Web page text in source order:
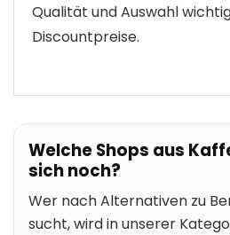
Qualität und Auswahl
Discountpreise.
Welche Shops aus
sich noch?
Wer nach Alternativen zu
sucht, wird in unserer